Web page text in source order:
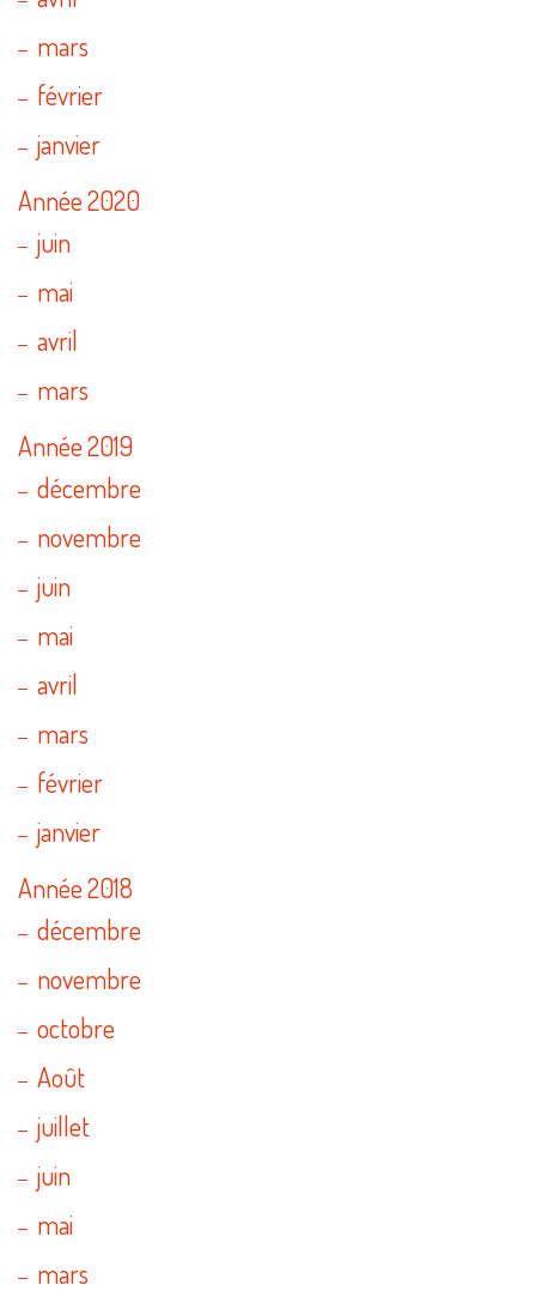
mars
février
janvier
Année 2020
juin
mai
avril
mars
Année 2019
décembre
novembre
juin
mai
avril
mars
février
janvier
Année 2018
décembre
novembre
octobre
Août
juillet
juin
mai
mars